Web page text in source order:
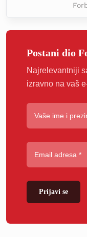
Postani dio
Najrelevantniji
izravno na vaš
Prijavi se